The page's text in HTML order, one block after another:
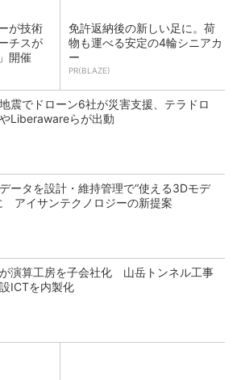
が技術
チスが
開催
免許返納後の新しい足に。荷
物も運べる安定の4輪シニアカ
ー
PR(BLAZE)
震でドローン6社が災害支援、テラドロ
Liberawareらが出動
ータを設計・維持管理で“使える3Dモデ
アイサンテクノロジーの新提案
演算工房を子会社化 山岳トンネル工事
ICTを内製化